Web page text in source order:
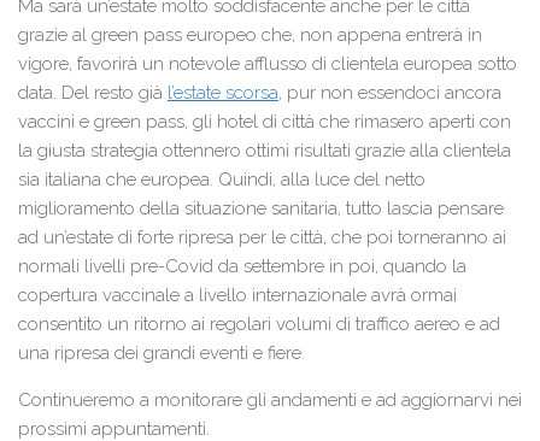
Ma sarà un’estate molto soddisfacente anche per le città
grazie al green pass europeo che, non appena entrerà in
vigore, favorirà un notevole afflusso di clientela europea sotto
data. Del resto già l’estate scorsa, pur non essendoci ancora
vaccini e green pass, gli hotel di città che rimasero aperti con
la giusta strategia ottennero ottimi risultati grazie alla clientela
sia italiana che europea. Quindi, alla luce del netto
miglioramento della situazione sanitaria, tutto lascia pensare
ad un’estate di forte ripresa per le città, che poi torneranno ai
normali livelli pre-Covid da settembre in poi, quando la
copertura vaccinale a livello internazionale avrà ormai
consentito un ritorno ai regolari volumi di traffico aereo e ad
una ripresa dei grandi eventi e fiere.
Continueremo a monitorare gli andamenti e ad aggiornarvi nei
prossimi appuntamenti.